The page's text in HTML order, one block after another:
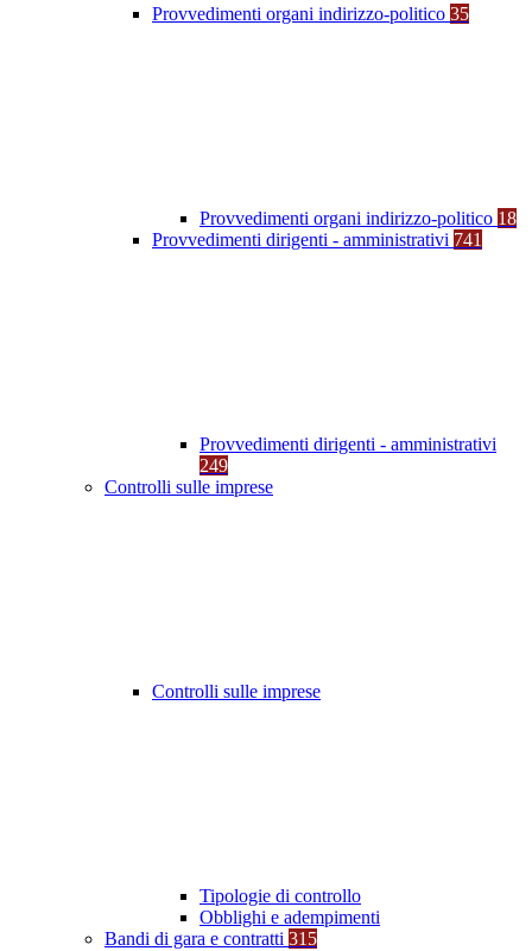
Provvedimenti organi indirizzo-politico 35
Provvedimenti organi indirizzo-politico 18
Provvedimenti dirigenti - amministrativi 741
Provvedimenti dirigenti - amministrativi
249
Controlli sulle imprese
Controlli sulle imprese
Tipologie di controllo
Obblighi e adempimenti
Bandi di gara e contratti 315